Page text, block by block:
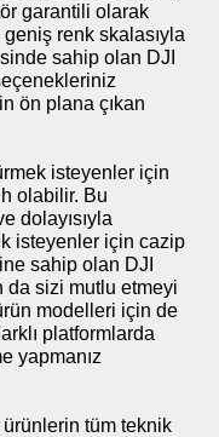
garantili olarak
renk skalasıyla
sahip olan DJI
ön plana çıkan
isteyenler için
olabilir. Bu
dolayısıyla
isteyenler için cazip
sahip olan DJI
da sizi mutlu etmeyi
modelleri için de
platformlarda
yapmanız
tüm teknik